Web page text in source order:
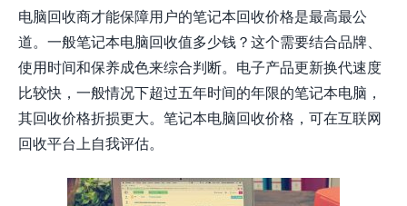
电脑回收商才能保障用户的笔记本回收价格是最高最公
道。一般笔记本电脑回收值多少钱？这个需要结合品牌、
使用时间和保养成色来综合判断。电子产品更新换代速度
比较快，一般情况下超过五年时间的年限的笔记本电脑，
其回收价格折损更大。笔记本电脑回收价格，可在互联网
回收平台上自我评估。